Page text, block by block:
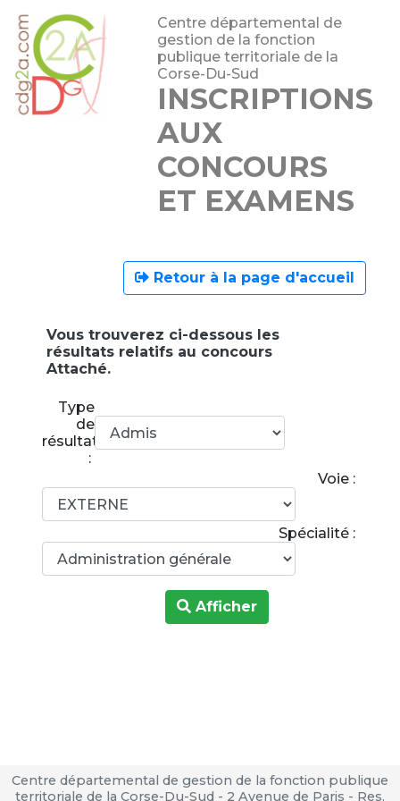
Centre départemental de
gestion de la fonction
publique territoriale de la
Corse-Du-Sud
INSCRIPTIONS
AUX
CONCOURS
ET EXAMENS
Retour à la page d'accueil
Vous trouverez ci-dessous les
résultats relatifs au concours
Attaché.
Type
de
résultats
:
Voie :
Spécialité :
Afficher
Centre départemental de gestion de la fonction publique
territoriale de la Corse-Du-Sud - 2 Avenue de Paris - Res.